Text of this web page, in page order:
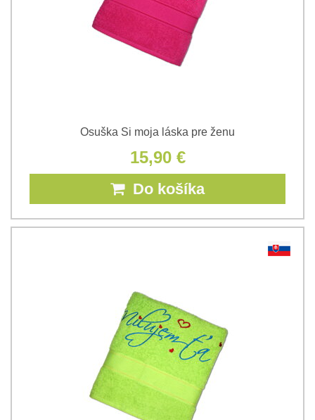
Osuška Si moja láska pre ženu
15,90 €
Do košíka